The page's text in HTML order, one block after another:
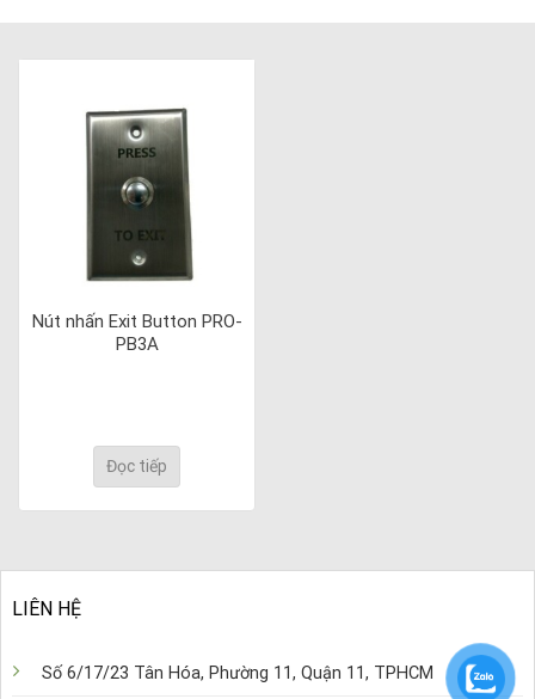
Nút nhấn Exit Button PRO-
PB3A
Đọc tiếp
LIÊN HỆ
Số 6/17/23 Tân Hóa, Phường 11, Quận 11, TPHCM